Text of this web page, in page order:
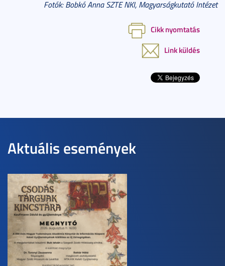
Fotók: Bobkó Anna SZTE NKI, Magyarságkutató Intézet
Cikk nyomtatás
Link küldés
Aktuális események